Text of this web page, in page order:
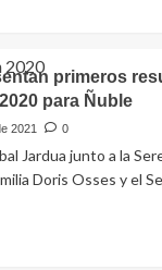
primeros
para Ñuble
2021 0
Jardua junto a la
Doris Osses y el